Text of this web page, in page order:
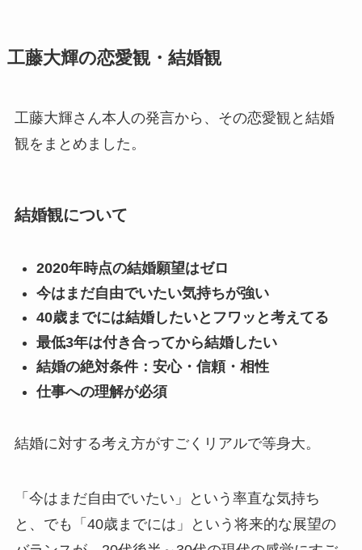
工藤大輝の恋愛観・結婚観
工藤大輝さん本人の発言から、その恋愛観と結婚
観をまとめました。
結婚観について
2020年時点の結婚願望はゼロ
今はまだ自由でいたい気持ちが強い
40歳までには結婚したいとフワッと考えてる
最低3年は付き合ってから結婚したい
結婚の絶対条件：安心・信頼・相性
仕事への理解が必須
結婚に対する考え方がすごくリアルで等身大。
「今はまだ自由でいたい」という率直な気持ち
と、でも「40歳までには」という将来的な展望の